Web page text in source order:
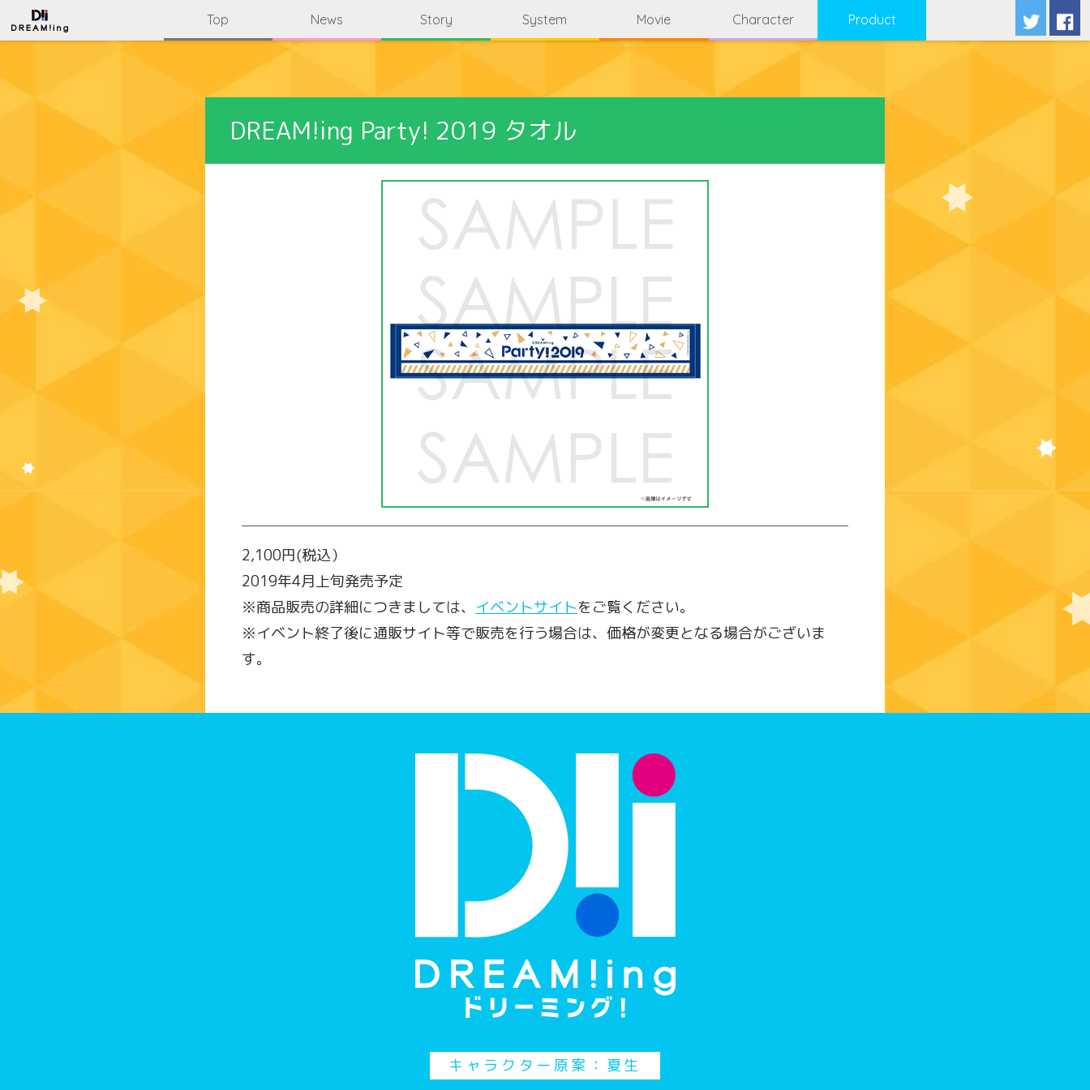
Top News Story System Movie Character Product
DREAM!ing Party! 2019 タオル
2,100円(税込）
2019年4月上旬発売予定
※商品販売の詳細につきましては、 イベントサイトをご覧ください。
※イベント終了後に通販サイト等で販売を行う場合は、価格が変更となる場合がございま
す。
キャラクター原案：夏生